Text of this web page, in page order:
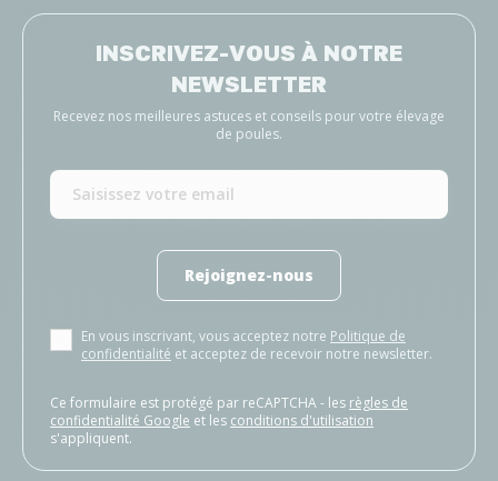
INSCRIVEZ-VOUS À NOTRE
NEWSLETTER
Recevez nos meilleures astuces et conseils pour votre élevage
de poules.
Rejoignez-nous
En vous inscrivant, vous acceptez notre Politique de
confidentialité et acceptez de recevoir notre newsletter.
Ce formulaire est protégé par reCAPTCHA - les règles de
confidentialité Google et les conditions d'utilisation
s'appliquent.